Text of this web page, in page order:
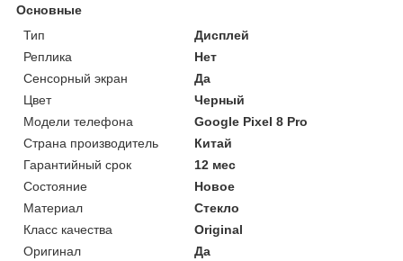
Основные
Тип
Дисплей
Реплика
Нет
Сенсорный экран
Да
Цвет
Черный
Модели телефона
Google Pixel 8 Pro
Страна производитель
Китай
Гарантийный срок
12 мес
Состояние
Новое
Материал
Стекло
Класс качества
Original
Оригинал
Да